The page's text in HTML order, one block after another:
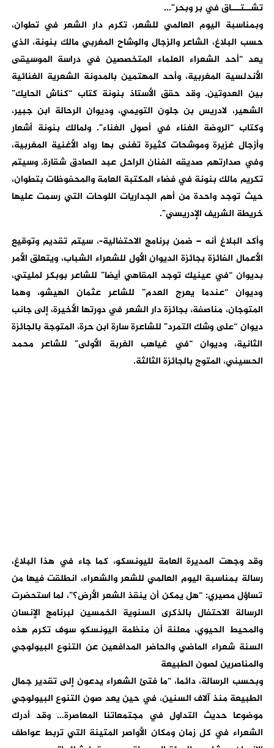
تشــتـــاق في بر وبحر”…
وبمناسبة اليوم العالمي للشعر، تكرم دار الشعر في تطوان،
حسب البلاغ، الشاعر والزجال والوشاح المغربي مالك بنونة، الذي
يعد “أحد الشعراء العلماء المتخصصين في دراسة الموسيقى
الأندلسية المغربية، وأحد المهتمين بالمدونة الشعرية الغنائية
بين العدوتين. وقد حقق الأستاذ بنونة كتاب “كناش الحايك”
الشهير، لادريس بن جلون التويمي، وديوان الرحالة ابن جبير،
وكتاب “الروضة الغناء في أصول الغناء”. ولمالك بنونة أشعار
وأزجال غزيرة وموشحات كثيرة تغنى بها رواد الأغنية المغربية،
وفي صدارتهم صديقه الفنان الراحل عبد الصادق شقارة. وسيتم
تكريم مالك بنونة في فضاء المكتبة العامة والمحفوظات بتطوان،
حيث توجد واحدة من أهم الجداريات اللوحات التي رسمت عليها
خريطة الشريف الإدريسي”.
وأكد البلاغ أنه – ضمن برنامج الاحتفالية-، سيتم تقديم وتوقيع
الأعمال الفائزة بجائزة الديوان الأول للشعراء الشباب، ويتعلق الأمر
بديوان “في عينيك توجد المقاهي أيضا” للشاعر بوبكر لمليتي،
وديوان “عندما يعرج العدم” للشاعر عثمان الهيشو، وهما
المتوجان، مناصفة، بجائزة دار الشعر في دورتها الأخيرة، إلى جانب
ديوان “على وشك التمرد” للشاعرة سارة ابن حرة، المتوجة بالجائزة
الثانية، وديوان “في غياهب الغربة الأولى” للشاعر محمد
الحسيني، المتوج بالجائزة الثالثة.
وقد وجهت المديرة العامة لليونسكو، كما جاء في هذا البلاغ،
رسالة بمناسبة اليوم العالمي للشعر والشعراء، انطلقت فيها من
تساؤل مصيري: “هل يمكن أن ينقذ الشعر الأرض؟”، لما استحضرت
الرسالة الاحتفال بالذكرى السنوية الخمسين لبرنامج الإنسان
والمحيط الحيوي، معلنة أن منظمة اليونسكو سوف تكرم هذه
السنة شعراء الماضي والحاضر المدافعين عن التنوع البيولوجي
والمناصرين لصون الطبيعة
وبحسب الرسالة، دائما، “ما فتئ الشعراء يدعون إلى تقدير جمال
الطبيعة منذ آلاف السنين، في حين يعد صون التنوع البيولوجي
موضوعا حديث التداول في مجتمعاتنا المعاصرة… وقد أدرك
الشعراء في كل زمان ومكان الأواصر المتينة التي تربط عواطف